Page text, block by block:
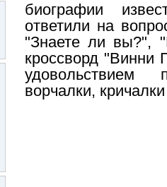
биографии
ответили на
"Знаете ли вы?",
кроссворд "Винни
ворчалки,